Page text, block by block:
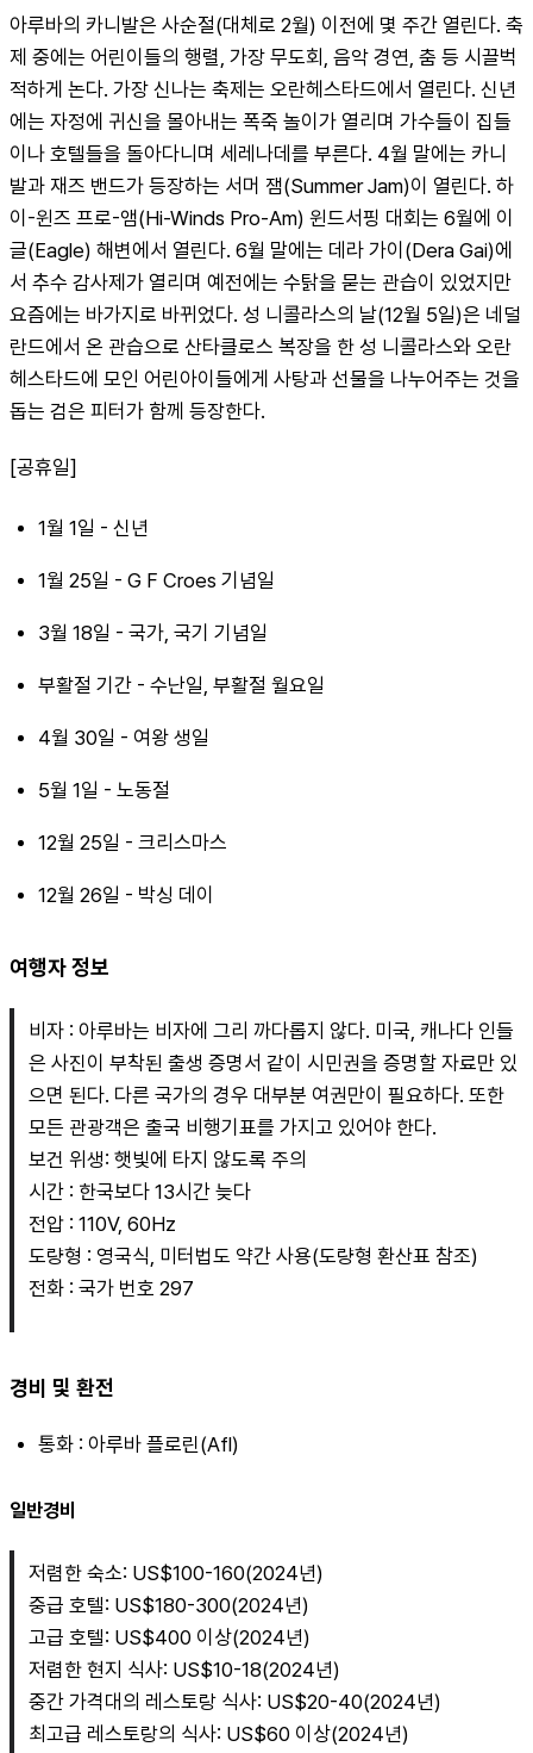
아루바의 카니발은 사순절(대체로 2월) 이전에 몇 주간 열린다. 축
제 중에는 어린이들의 행렬, 가장 무도회, 음악 경연, 춤 등 시끌벅
적하게 논다. 가장 신나는 축제는 오란헤스타드에서 열린다. 신년
에는 자정에 귀신을 몰아내는 폭죽 놀이가 열리며 가수들이 집들
이나 호텔들을 돌아다니며 세레나데를 부른다. 4월 말에는 카니
발과 재즈 밴드가 등장하는 서머 잼(Summer Jam)이 열린다. 하
이-윈즈 프로-앰(Hi-Winds Pro-Am) 윈드서핑 대회는 6월에 이
글(Eagle) 해변에서 열린다. 6월 말에는 데라 가이(Dera Gai)에
서 추수 감사제가 열리며 예전에는 수탉을 묻는 관습이 있었지만
요즘에는 바가지로 바뀌었다. 성 니콜라스의 날(12월 5일)은 네덜
란드에서 온 관습으로 산타클로스 복장을 한 성 니콜라스와 오란
헤스타드에 모인 어린아이들에게 사탕과 선물을 나누어주는 것을
돕는 검은 피터가 함께 등장한다.
[공휴일]
1월 1일 - 신년
1월 25일 - G F Croes 기념일
3월 18일 - 국가, 국기 기념일
부활절 기간 - 수난일, 부활절 월요일
4월 30일 - 여왕 생일
5월 1일 - 노동절
12월 25일 - 크리스마스
12월 26일 - 박싱 데이
여행자 정보
비자 : 아루바는 비자에 그리 까다롭지 않다. 미국, 캐나다 인들
은 사진이 부착된 출생 증명서 같이 시민권을 증명할 자료만 있
으면 된다. 다른 국가의 경우 대부분 여권만이 필요하다. 또한
모든 관광객은 출국 비행기표를 가지고 있어야 한다.
보건 위생: 햇빛에 타지 않도록 주의
시간 : 한국보다 13시간 늦다
전압 : 110V, 60Hz
도량형 : 영국식, 미터법도 약간 사용(도량형 환산표 참조)
전화 : 국가 번호 297
경비 및 환전
통화 : 아루바 플로린(Afl)
일반경비
저렴한 숙소: US$100-160(2024년)
중급 호텔: US$180-300(2024년)
고급 호텔: US$400 이상(2024년)
저렴한 현지 식사: US$10-18(2024년)
중간 가격대의 레스토랑 식사: US$20-40(2024년)
최고급 레스토랑의 식사: US$60 이상(2024년)